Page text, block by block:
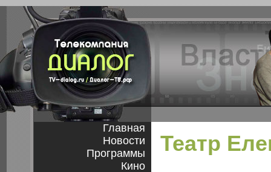
Главная
Новости
Программы
Кино
Театр